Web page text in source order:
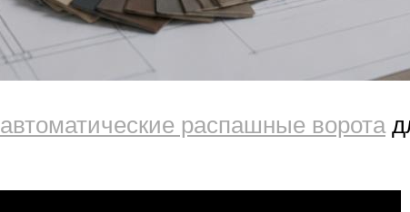
автоматические распашные ворота